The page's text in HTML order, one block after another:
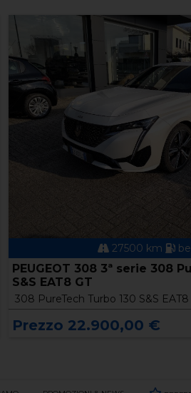
27500 km
PEUGEOT 308 3ª serie 308
S&S EAT8 GT
308 PureTech Turbo 130 S&S EAT8
Prezzo 22.900,00 €